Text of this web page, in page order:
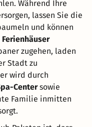
Während Ihre
lassen Sie die
und können
zugehen, laden
Stadt zu
wird durch
Centersowie
Familie inmitten